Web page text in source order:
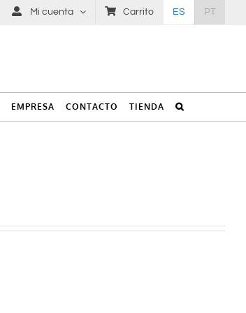
Mi cuenta Carrito ES PT
EMPRESA CONTACTO TIENDA